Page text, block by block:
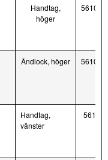
Handtag,
höger
Ändlock, höger
Handtag,
vänster